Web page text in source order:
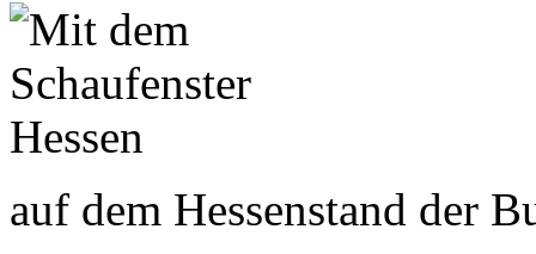
auf dem Hessenstand der